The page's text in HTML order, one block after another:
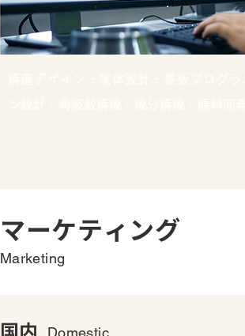
マーケティング
Marketing
Domestic